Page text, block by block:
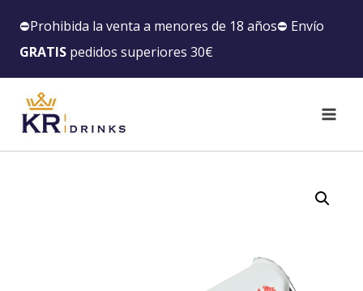
⛔️Prohibida la venta a menores de 18 años⛔️ Envío
GRATIS pedidos superiores 30€